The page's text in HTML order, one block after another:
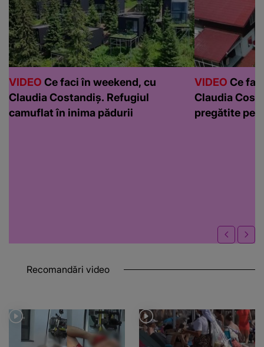
VIDEO Ce faci în weekend, cu
Claudia Costandiș. Refugiul
camuflat în inima pădurii
VIDEO Ce
Claudia
pregătite
Recomandări video